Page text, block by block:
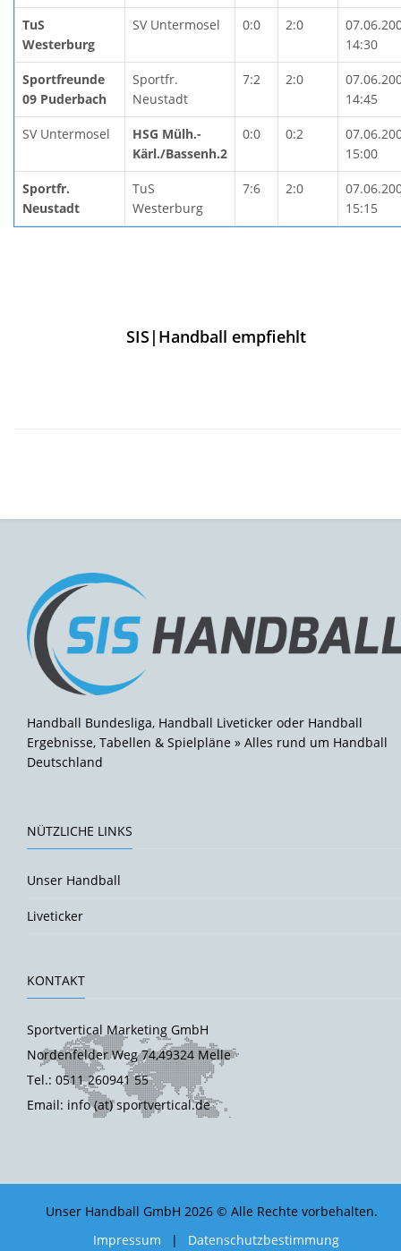
TuS
Westerburg
SV Untermosel 0:0 2:0
14:30
Sportfreunde
09 Puderbach
Sportfr.
Neustadt
7:2 2:0
14:45
SV Untermosel
HSG Mülh.-
Kärl./Bassenh.2
0:0 0:2
15:00
Sportfr.
Neustadt
TuS
Westerburg
7:6 2:0
15:15
SIS|Handball empfiehlt
Handball Bundesliga, Handball Liveticker oder Handball
Ergebnisse, Tabellen & Spielpläne » Alles rund um Handball
Deutschland
NÜTZLICHE LINKS
Unser Handball
Liveticker
KONTAKT
Sportvertical Marketing GmbH
Nordenfelder Weg 74,49324 Melle
Tel.: 0511 260941 55
Email: info (at) sportvertical.de
Unser Handball GmbH 2026 © Alle Rechte vorbehalten.
Impressum
| Datenschutzbestimmung